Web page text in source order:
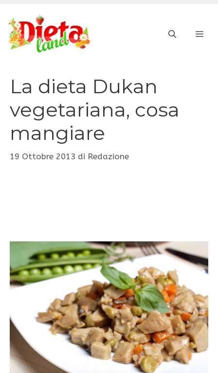
contenuto
La dieta Dukan
vegetariana, cosa
mangiare
19 Ottobre 2013 di Redazione